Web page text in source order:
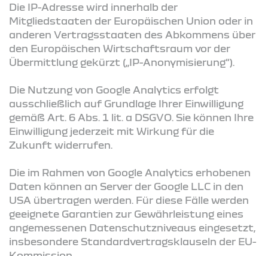
Die IP-Adresse wird innerhalb der
Mitgliedstaaten der Europäischen Union oder in
anderen Vertragsstaaten des Abkommens über
den Europäischen Wirtschaftsraum vor der
Übermittlung gekürzt („IP-Anonymisierung“).
Die Nutzung von Google Analytics erfolgt
ausschließlich auf Grundlage Ihrer Einwilligung
gemäß Art. 6 Abs. 1 lit. a DSGVO. Sie können Ihre
Einwilligung jederzeit mit Wirkung für die
Zukunft widerrufen.
Die im Rahmen von Google Analytics erhobenen
Daten können an Server der Google LLC in den
USA übertragen werden. Für diese Fälle werden
geeignete Garantien zur Gewährleistung eines
angemessenen Datenschutzniveaus eingesetzt,
insbesondere Standardvertragsklauseln der EU-